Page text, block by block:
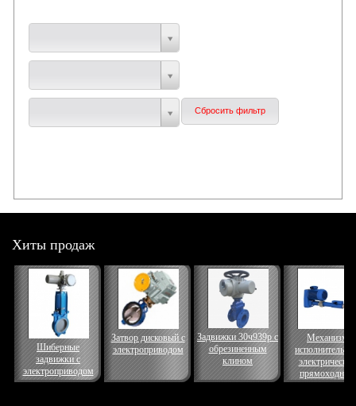
Хиты продаж
Шиберные
задвижки с
электроприводом
Затвор дисковый с
электроприводом
Задвижки 30ч939р с
обрезиненным
клином
Механизм
электрический
прямоходный